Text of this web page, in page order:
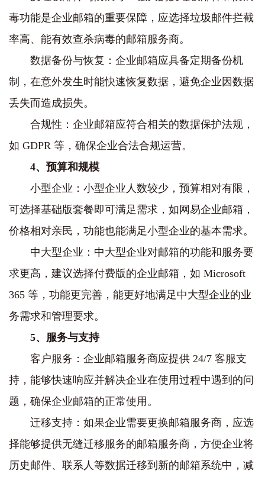
毒功能是企业邮箱的重要保障，应选择垃圾邮件拦截
率高、能有效查杀病毒的邮箱服务商。
数据备份与恢复：企业邮箱应具备定期备份机
制，在意外发生时能快速恢复数据，避免企业因数据
丢失而造成损失。
合规性：企业邮箱应符合相关的数据保护法规，
如 GDPR 等，确保企业合法合规运营。
4、预算和规模
小型企业：小型企业人数较少，预算相对有限，
可选择基础版套餐即可满足需求，如网易企业邮箱，
价格相对亲民，功能也能满足小型企业的基本需求。
中大型企业：中大型企业对邮箱的功能和服务要
求更高，建议选择付费版的企业邮箱，如 Microsoft
365 等，功能更完善，能更好地满足中大型企业的业
务需求和管理要求。
5、服务与支持
客户服务：企业邮箱服务商应提供 24/7 客服支
持，能够快速响应并解决企业在使用过程中遇到的问
题，确保企业邮箱的正常使用。
迁移支持：如果企业需要更换邮箱服务商，应选
择能够提供无缝迁移服务的邮箱服务商，方便企业将
历史邮件、联系人等数据迁移到新的邮箱系统中，减